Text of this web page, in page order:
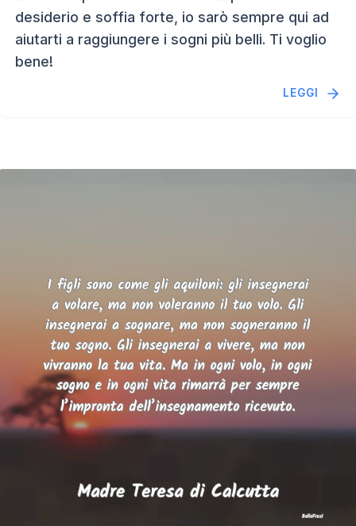
desiderio e soffia forte, io sarò sempre qui ad
aiutarti a raggiungere i sogni più belli. Ti voglio
bene!
LEGGI